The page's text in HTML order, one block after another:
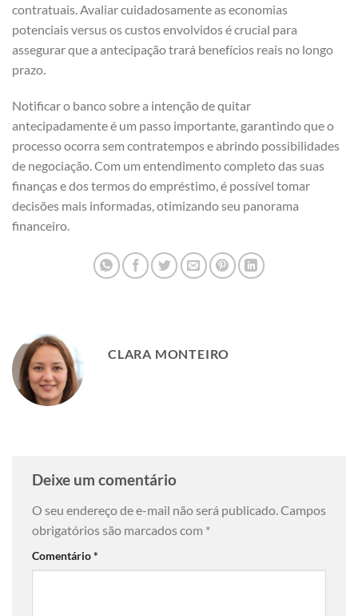
contratuais. Avaliar cuidadosamente as economias
potenciais versus os custos envolvidos é crucial para
assegurar que a antecipação trará benefícios reais no longo
prazo.
Notificar o banco sobre a intenção de quitar
antecipadamente é um passo importante, garantindo que o
processo ocorra sem contratempos e abrindo possibilidades
de negociação. Com um entendimento completo das suas
finanças e dos termos do empréstimo, é possível tomar
decisões mais informadas, otimizando seu panorama
financeiro.
CLARA MONTEIRO
Deixe um comentário
O seu endereço de e-mail não será publicado.Campos
obrigatórios são marcados com *
Comentário*